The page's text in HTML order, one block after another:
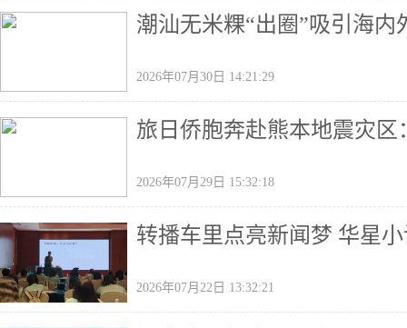
潮汕无米粿“出圈”吸引海内
2026年07月30日 14:21:29
旅日侨胞奔赴熊本地震灾
2026年07月29日 15:32:18
转播车里点亮新闻梦 华星
2026年07月22日 13:32:21